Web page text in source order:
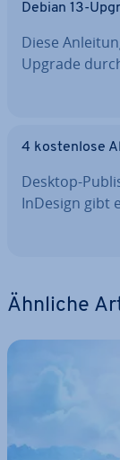
Debian 13-
Diese
Upgrade
4 kos­ten­lo­se
Desktop-
InDesign gibt
Ähnliche